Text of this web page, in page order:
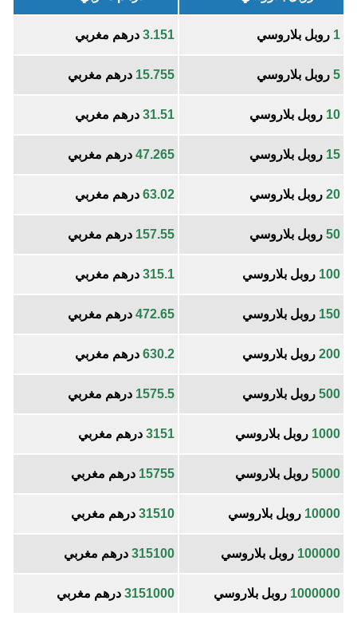
1 روبل بلاروسي 3.151 درهم مغربي
5 روبل بلاروسي 15.755 درهم مغربي
10 روبل بلاروسي 31.51 درهم مغربي
15 روبل بلاروسي 47.265 درهم مغربي
20 روبل بلاروسي 63.02 درهم مغربي
50 روبل بلاروسي 157.55 درهم مغربي
100 روبل بلاروسي 315.1 درهم مغربي
150 روبل بلاروسي 472.65 درهم مغربي
200 روبل بلاروسي 630.2 درهم مغربي
500 روبل بلاروسي 1575.5 درهم مغربي
1000 روبل بلاروسي 3151 درهم مغربي
5000 روبل بلاروسي 15755 درهم مغربي
10000 روبل بلاروسي 31510 درهم مغربي
100000 روبل بلاروسي 315100 درهم مغربي
1000000 روبل بلاروسي 3151000 درهم مغربي